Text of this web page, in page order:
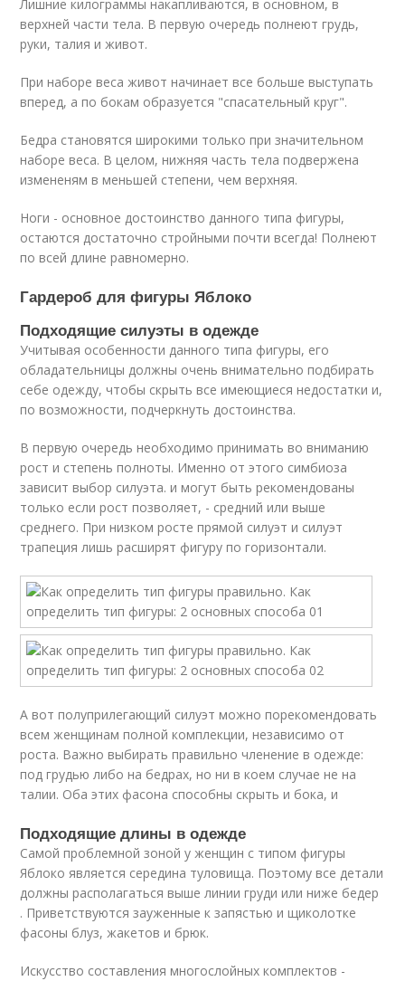
Лишние килограммы накапливаются, в основном, в
верхней части тела. В первую очередь полнеют грудь,
руки, талия и живот.
При наборе веса живот начинает все больше выступать
вперед, а по бокам образуется "спасательный круг".
Бедра становятся широкими только при значительном
наборе веса. В целом, нижняя часть тела подвержена
измененям в меньшей степени, чем верхняя.
Ноги - основное достоинство данного типа фигуры,
остаются достаточно стройными почти всегда! Полнеют
по всей длине равномерно.
Гардероб для фигуры Яблоко
Подходящие силуэты в одежде
Учитывая особенности данного типа фигуры, его
обладательницы должны очень внимательно подбирать
себе одежду, чтобы скрыть все имеющиеся недостатки и,
по возможности, подчеркнуть достоинства.
В первую очередь необходимо принимать во вниманию
рост и степень полноты. Именно от этого симбиоза
зависит выбор силуэта. и могут быть рекомендованы
только если рост позволяет, - средний или выше
среднего. При низком росте прямой силуэт и силуэт
трапеция лишь расширят фигуру по горизонтали.
А вот полуприлегающий силуэт можно порекомендовать
всем женщинам полной комплекции, независимо от
роста. Важно выбирать правильно членение в одежде:
под грудью либо на бедрах, но ни в коем случае не на
талии. Оба этих фасона способны скрыть и бока, и
Подходящие длины в одежде
Самой проблемной зоной у женщин с типом фигуры
Яблоко является середина туловища. Поэтому все детали
должны располагаться выше линии груди или ниже бедер
. Приветствуются зауженные к запястью и щиколотке
фасоны блуз, жакетов и брюк.
Искусство составления многослойных комплектов -